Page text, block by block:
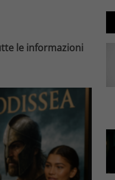
le informazioni